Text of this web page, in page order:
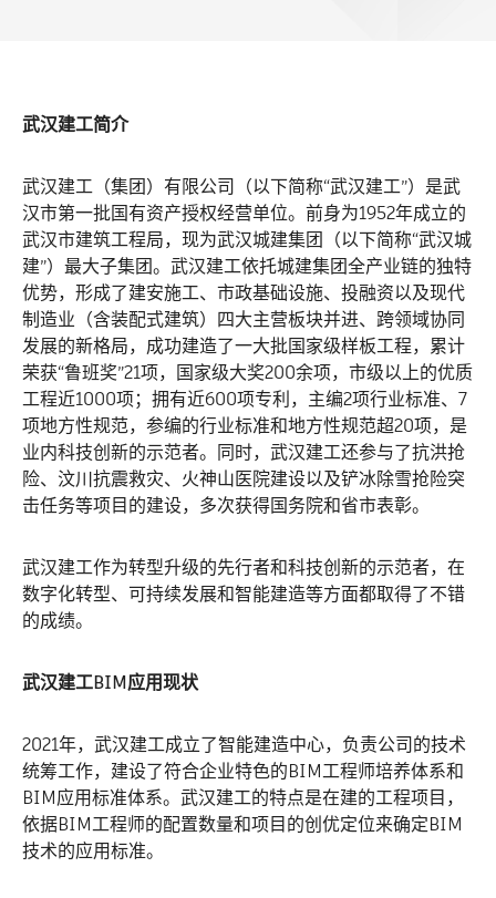
武汉建工简介
武汉建工（集团）有限公司（以下简称“武汉建工”）是武
汉市第一批国有资产授权经营单位。前身为1952年成立的
武汉市建筑工程局，现为武汉城建集团（以下简称“武汉城
建”）最大子集团。武汉建工依托城建集团全产业链的独特
优势，形成了建安施工、市政基础设施、投融资以及现代
制造业（含装配式建筑）四大主营板块并进、跨领域协同
发展的新格局，成功建造了一大批国家级样板工程，累计
荣获“鲁班奖”21项，国家级大奖200余项，市级以上的优质
工程近1000项；拥有近600项专利，主编2项行业标准、7
项地方性规范，参编的行业标准和地方性规范超20项，是
业内科技创新的示范者。同时，武汉建工还参与了抗洪抢
险、汶川抗震救灾、火神山医院建设以及铲冰除雪抢险突
击任务等项目的建设，多次获得国务院和省市表彰。
武汉建工作为转型升级的先行者和科技创新的示范者，在
数字化转型、可持续发展和智能建造等方面都取得了不错
的成绩。
武汉建工BIM应用现状
2021年，武汉建工成立了智能建造中心，负责公司的技术
统筹工作，建设了符合企业特色的BIM工程师培养体系和
BIM应用标准体系。武汉建工的特点是在建的工程项目，
依据BIM工程师的配置数量和项目的创优定位来确定BIM
技术的应用标准。